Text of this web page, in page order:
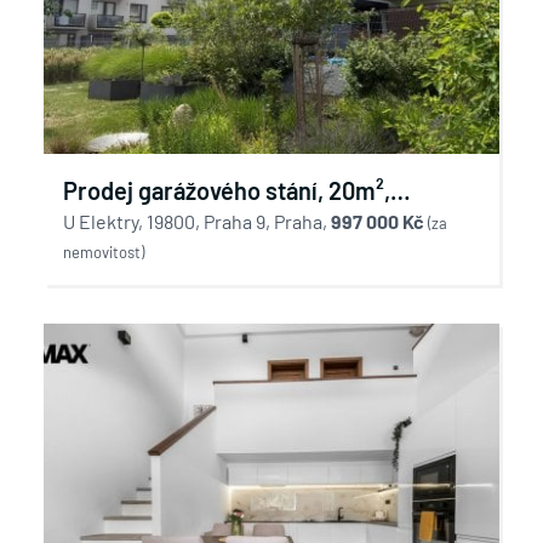
Prodej garážového stání, 20m²,
novostavba v ulici U Elektry, Praha 9
U Elektry, 19800, Praha 9, Praha, 997 000 Kč (za
nemovitost)